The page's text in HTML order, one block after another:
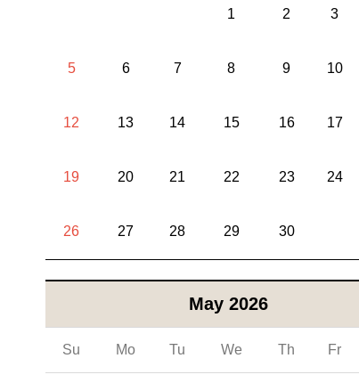
1 2 3
5 6 7 8 9 10
12 13 14 15 16 17
19 20 21 22 23 24
26 27 28 29 30
May 2026
Su Mo Tu We Th Fr